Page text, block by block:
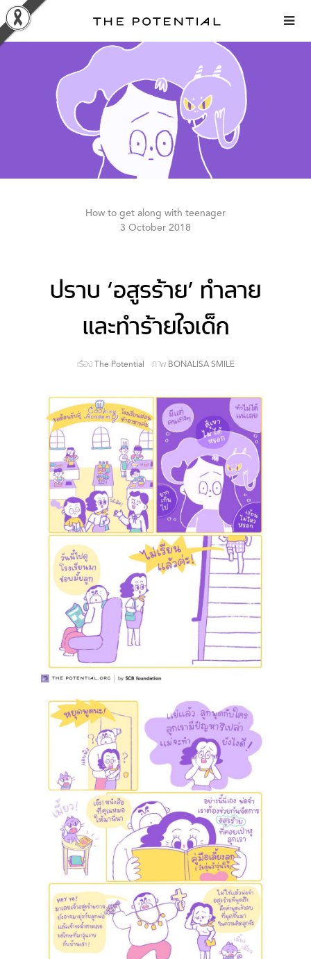
Skip
to
content
How to get along with teenager
3 October 2018
ปราบ ‘อสูรร้าย’ ทำลาย
และทำร้ายใจเด็ก
เรื่อง The Potential ภาพ BONALISA SMILE